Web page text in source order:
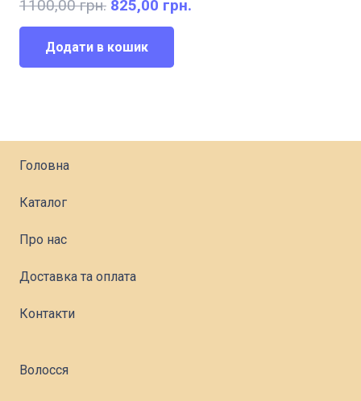
1100,00грн. Оригінальна
ціна:
1100,00 грн..
825,00 грн.
Додати в кошик
Головна
Каталог
Про нас
Доставка та оплата
Контакти
Волосся